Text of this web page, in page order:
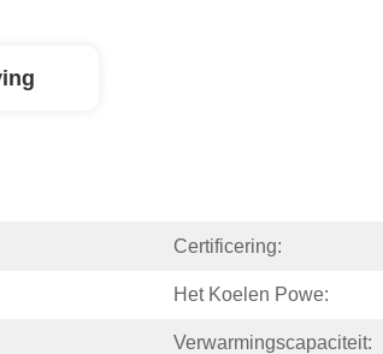
Certificering:
Het Koelen Powe:
Verwarmingscapaciteit: